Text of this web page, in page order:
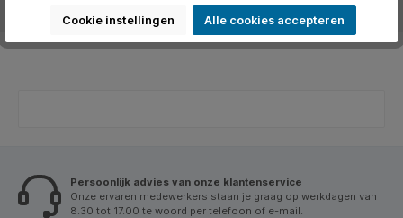
Persoonlijk advies van onze klantenservice
Onze ervaren medewerkers staan je graag op werkdagen van
8.30 tot 17.00 te woord per telefoon of e-mail.
Cookie instellingen Alle cookies accepteren